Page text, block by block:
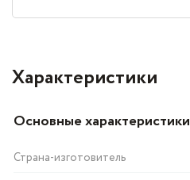
Характеристики
Основные характеристики
Страна-изготовитель